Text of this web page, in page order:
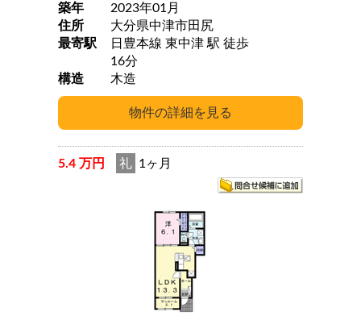
築年
2023年01月
住所
大分県中津市田尻
最寄駅
日豊本線 東中津 駅 徒歩
16分
構造
木造
5.4 万円 礼 1ヶ月